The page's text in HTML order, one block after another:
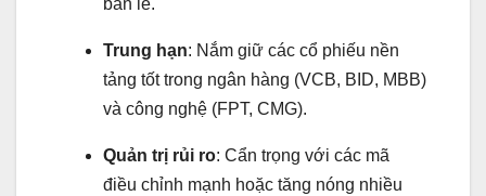
bán lẻ.
Trung hạn: Nắm giữ các cổ phiếu nền
tảng tốt trong ngân hàng (VCB, BID, MBB)
và công nghệ (FPT, CMG).
Quản trị rủi ro: Cẩn trọng với các mã
điều chỉnh mạnh hoặc tăng nóng nhiều